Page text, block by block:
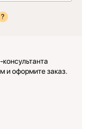
?
и оформите заказ.